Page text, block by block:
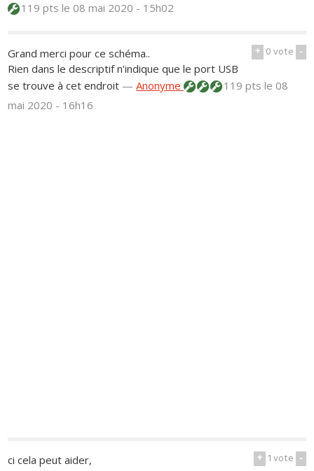
119 ptsle 08 mai 2020 - 15h02
+ 0vote -
Grand merci pour ce schéma..
Rien dans le descriptif n'indique que le port USB
se trouve à cet endroit —Anonyme 119 ptsle 08
mai 2020 - 16h16
+ 1vote -
ci cela peut aider,